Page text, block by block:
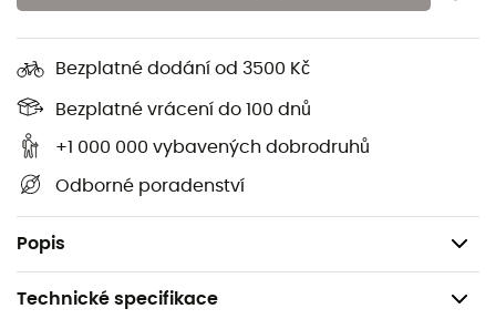
Bezplatné dodání od 3500 Kč
Bezplatné vrácení do 100 dnů
+1 000 000 vybavených dobrodruhů
Odborné poradenství
Popis
kanálem
Dvojité síťované kapsy na přední straně batohu
Uchycení pro LED světlo
Kapsa proti poškrábání na brýle a elektronická
zařízení
Hmotnost: 300 g
Technické specifikace